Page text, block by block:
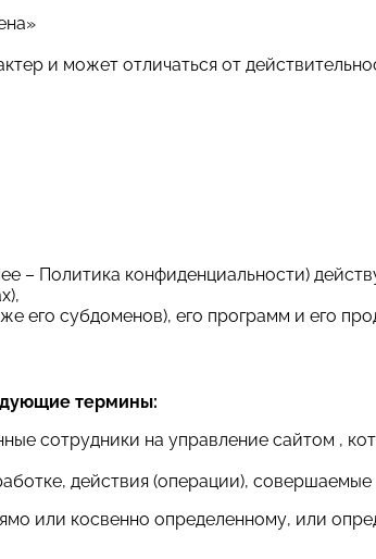
и может отличаться от
– Политика конфиденциальности)
его субдоменов), его программ и его
термины:
сотрудники на управление сайтом ,
действия (операции),
или косвенно определенному, или